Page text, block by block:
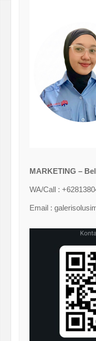
MARKETING –
WA/Call :
Email :